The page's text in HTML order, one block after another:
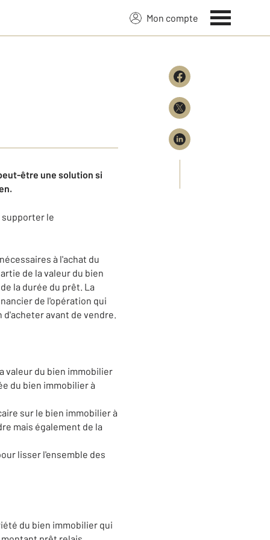
Mon compte
être une solution si
supporter le
à l'achat du
de la valeur du bien
la durée du prêt. La
de l'opération qui
avant de vendre.
valeur du bien immobilier
du bien immobilier à
sur le bien immobilier à
mais également de la
lisser l'ensemble des
du bien immobilier qui